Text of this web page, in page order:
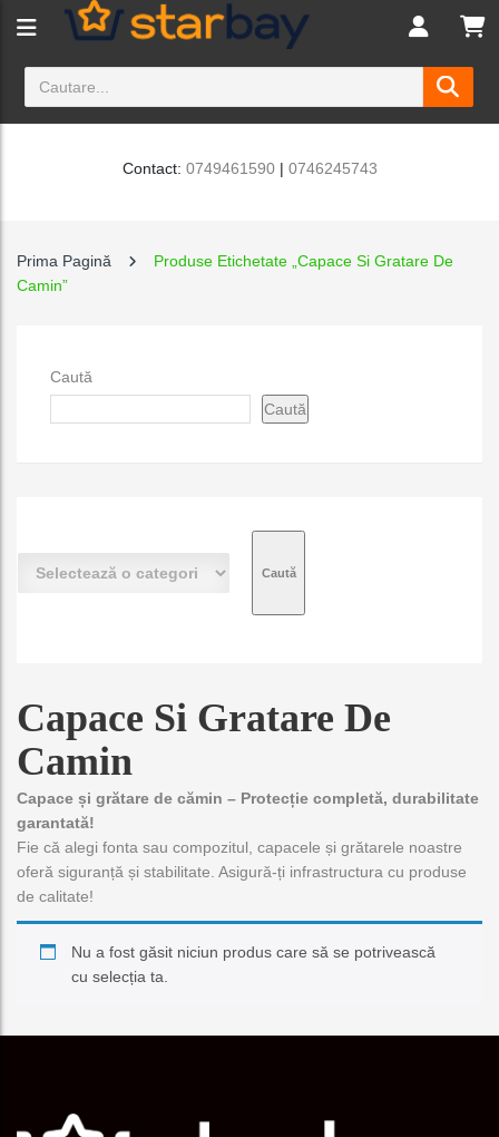
Contact: 0749461590| 0746245743
Prima Pagină
Produse Etichetate „capace Si Gratare De
Camin”
Caută
Caută
e
z
ă
o
c
a
t
e
g
i
Capace Si Gratare De
Camin
Capace și grătare de cămin – Protecție completă, durabilitate
garantată!
Fie că alegi fonta sau compozitul, capacele și grătarele noastre
oferă siguranță și stabilitate. Asigură-ți infrastructura cu produse
de calitate!
Nu a fost găsit niciun produs care să se potrivească
cu selecția ta.